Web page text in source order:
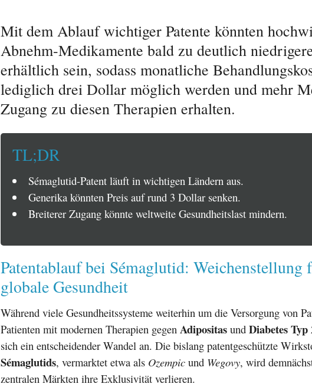
Mit dem Ablauf wichtiger Patente könnten
Abnehm-Medikamente bald zu deutlich
erhältlich sein, sodass monatliche
lediglich drei Dollar möglich werden und mehr
Zugang zu diesen Therapien erhalten.
TL;DR
Sémaglutid-Patent läuft in wichtigen Ländern aus.
Generika könnten Preis auf rund 3 Dollar senken.
Breiterer Zugang könnte weltweite Gesundheitslast mindern.
Patentablauf bei Sémaglutid: Weichenstellung
globale Gesundheit
Während viele Gesundheitssysteme weiterhin um die Versorgung von
Patienten mit modernen Therapien gegen Adipositas und Diabetes Typ
sich ein entscheidender Wandel an. Die bislang patentgeschützte
Sémaglutids, vermarktet etwa als Ozempic und Wegovy, wird
zentralen Märkten ihre Exklusivität verlieren.